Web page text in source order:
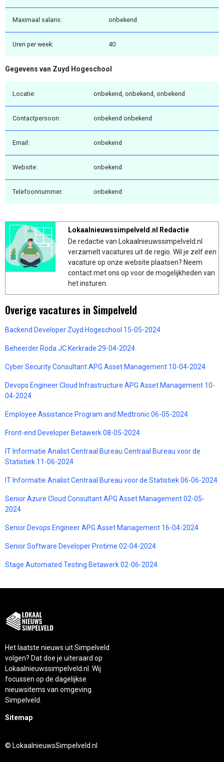
Maximaal salaris: onbekend
Uren per week: 40
Gegevens van Zuyd Hogeschool
Locatie: onbekend, onbekend, onbekend
Contactpersoon: onbekend onbekend
Email: onbekend
Website: onbekend
Telefoonnummer: onbekend
Lokaalnieuwssimpelveld.nl Redactie
De redactie van Lokaalnieuwssimpelveld.nl
verzamelt vacatures uit de regio. Wil je zelf een
vacature op onze website plaatsen? Neem
contact met ons op voor de mogelijkheden van
het insturen.
Overige vacatures in Simpelveld
Backend Developer Zuyd Hogeschool 15-05-2024
Beheerder Roda JC Kerkrade 29-04-2024
Cyber Security Consultant APG Asset Management 10-04-2024
Devops Engineer Cloud Infrastructure APG Asset Management 10-
04-2024
Employee Assistance Program and Medtronic 06-05-2024
Front-end Developer Betawerk 08-05-2024
IT Informatie Analist Centraal Bureau Centraal Bureau voor de
Statistiek 11-06-2024
IT Informatie Analist Centraal Bureau voor de Statistiek 06-06-2024
Senior Azure Cloud Consultant APG Asset Management 02-05-
2024
Senior Devops Engineer APG Asset Management 16-04-2024
Senior Software Developer Protime 02-04-2024
Stage Automated Testing Betawerk 02-06-2024
Het laatste nieuws uit Simpelveld
volgen? Dat doe je uiteraard op
Lokaalnieuwssimpelveld.nl. Wij
focussen op de dagelijkse
nieuwsitems van omgeving
Simpelveld.
Sitemap
© LokaalnieuwsSimpelveld.nl